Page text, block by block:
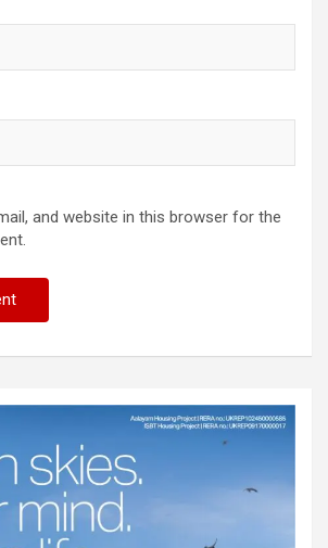
and website in this browser for the